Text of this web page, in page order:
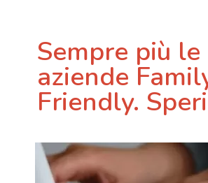
Sempre più le
aziende
Friendly.